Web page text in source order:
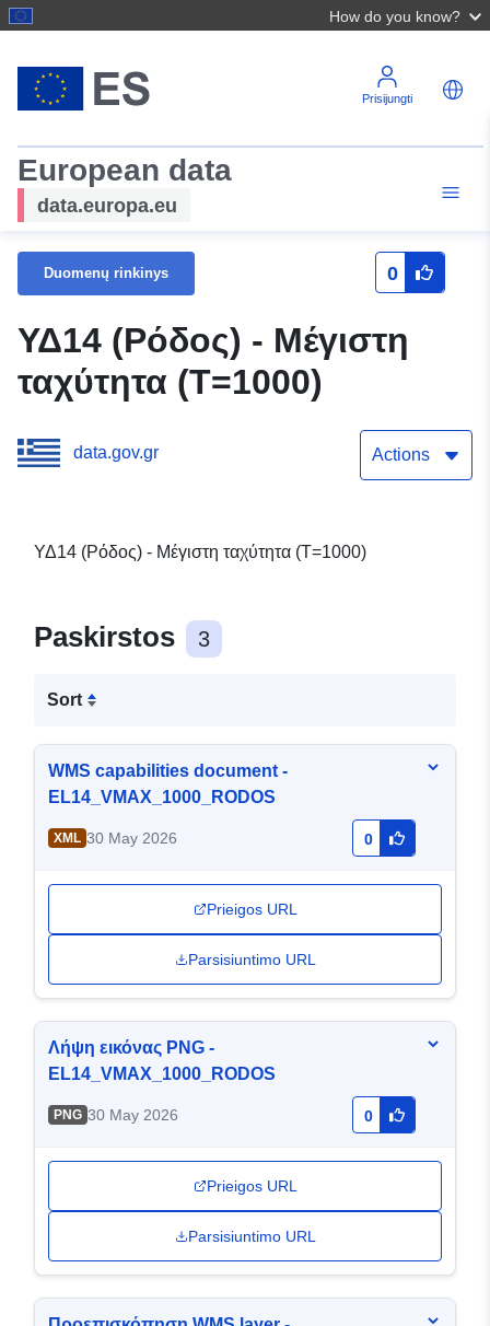
How do you know?
Prisijungti
European data
data.europa.eu
Duomenų rinkinys 0
ΥΔ14 (Ρόδος) - Μέγιστη
ταχύτητα (T=1000)
data.gov.gr Actions
ΥΔ14 (Ρόδος) - Μέγιστη ταχύτητα (T=1000)
Paskirstos 3
Sort
WMS capabilities document -
EL14_VMAX_1000_RODOS
XML 30 May 2026 0
Prieigos URL
Parsisiuntimo URL
Λήψη εικόνας PNG -
EL14_VMAX_1000_RODOS
PNG 30 May 2026 0
Prieigos URL
Parsisiuntimo URL